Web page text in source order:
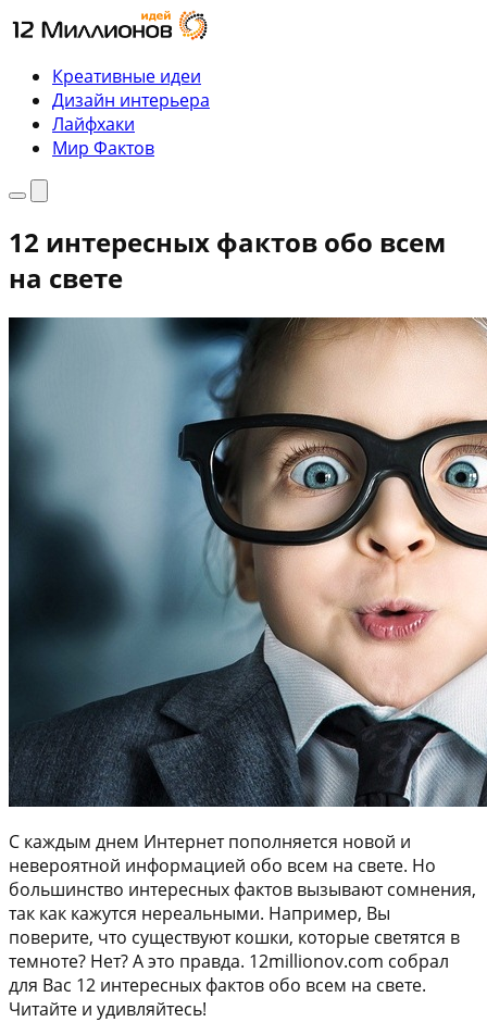
Перейти
к
содержимому
Креативные идеи
Дизайн интерьера
Лайфхаки
Мир Фактов
МенюПоиск
12 интересных фактов обо всем
на свете
С каждым днем Интернет пополняется новой и
невероятной информацией обо всем на свете. Но
большинство интересных фактов вызывают сомнения,
так как кажутся нереальными. Например, Вы
поверите, что существуют кошки, которые светятся в
темноте? Нет? А это правда. 12millionov.com собрал
для Вас 12 интересных фактов обо всем на свете.
Читайте и удивляйтесь!